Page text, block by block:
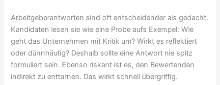
Arbeitgeberantworten sind oft entscheidender als gedacht.
Kandidaten lesen sie wie eine Probe aufs Exempel: Wie
geht das Unternehmen mit Kritik um? Wirkt es reflektiert
oder dünnhäutig? Deshalb sollte eine Antwort nie spitz
formuliert sein. Ebenso riskant ist es, den Bewertenden
indirekt zu enttarnen. Das wirkt schnell übergriffig.